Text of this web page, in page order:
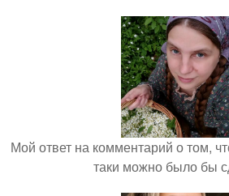
Мой ответ на комментарий о том,
таки можно было бы